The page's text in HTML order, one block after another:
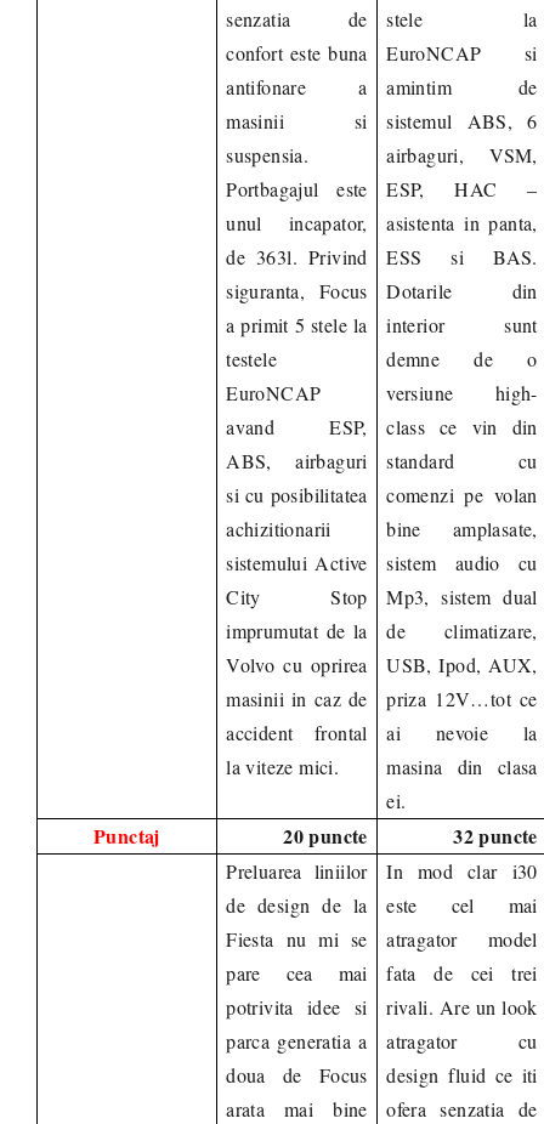
senzatia de
confort este buna
antifonare a
masinii si
suspensia.
Portbagajul este
unul incapator,
de 363l. Privind
siguranta, Focus
a primit 5 stele la
testele
EuroNCAP
avand ESP,
ABS, airbaguri
si cu posibilitatea
achizitionarii
sistemului Active
City Stop
imprumutat de la
Volvo cu oprirea
masinii in caz de
accident frontal
la viteze mici.
stele la
EuroNCAP si
amintim de
sistemul ABS, 6
airbaguri, VSM,
ESP, HAC –
asistenta in panta,
ESS si BAS.
Dotarile din
interior sunt
demne de o
versiune high-
class ce vin din
standard cu
comenzi pe volan
bine amplasate,
sistem audio cu
Mp3, sistem dual
de climatizare,
USB, Ipod, AUX,
priza 12V…tot ce
ai nevoie la
masina din clasa
ei.
Punctaj 20 puncte 32 puncte
Preluarea liniilor
de design de la
Fiesta nu mi se
pare cea mai
potrivita idee si
parca generatia a
doua de Focus
arata mai bine
In mod clar i30
este cel mai
atragator model
fata de cei trei
rivali. Are un look
atragator cu
design fluid ce iti
ofera senzatia de